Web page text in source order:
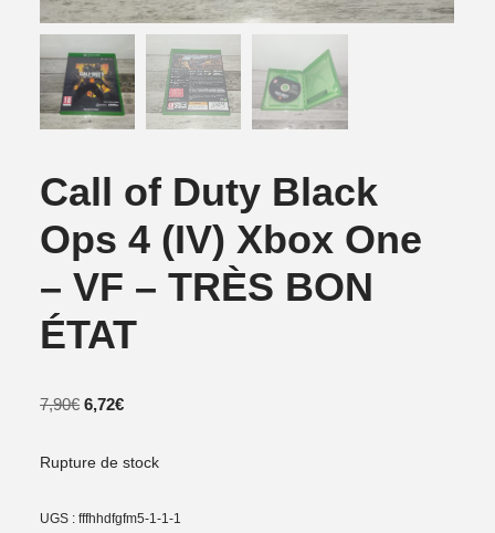
Call of Duty Black
Ops 4 (IV) Xbox One
– VF – TRÈS BON
ÉTAT
7,90€ 6,72€
Rupture de stock
UGS :fffhhdfgfm5-1-1-1